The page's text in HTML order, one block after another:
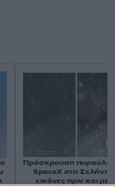
Πρόσκρουση
SpaceX στη Σελήνη:
εικόνες πριν και